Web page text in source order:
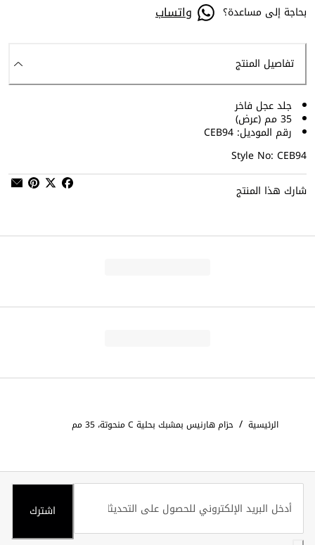
بحاجة إلى مساعدة؟ واتساب
تفاصيل المنتج
جلد عجل فاخر
35 مم (عرض)
رقم الموديل: CEB94
Style No: CEB94
شارك هذا المنتج
الرئيسية / حزام هارنيس بمشبك بحلية C منحوتة، 35 مم
اشترك